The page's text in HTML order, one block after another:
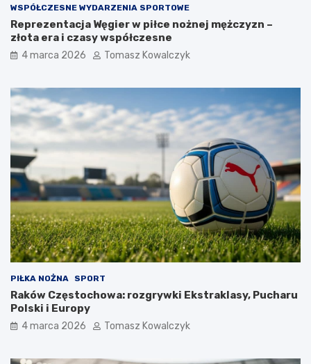
WSPÓŁCZESNE WYDARZENIA SPORTOWE
Reprezentacja Węgier w piłce nożnej mężczyzn –
złota era i czasy współczesne
4 marca 2026 Tomasz Kowalczyk
PIŁKA NOŻNA SPORT
Raków Częstochowa: rozgrywki Ekstraklasy, Pucharu
Polski i Europy
4 marca 2026 Tomasz Kowalczyk